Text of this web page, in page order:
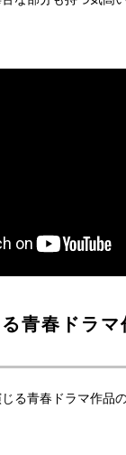
青春ドラマ
る青春ドラマ作品